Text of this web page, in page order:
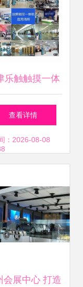
乐触触摸一体
广告机软件开
3D全景产品展
体验
查看详情
：2026-08-08
会展中心 打造